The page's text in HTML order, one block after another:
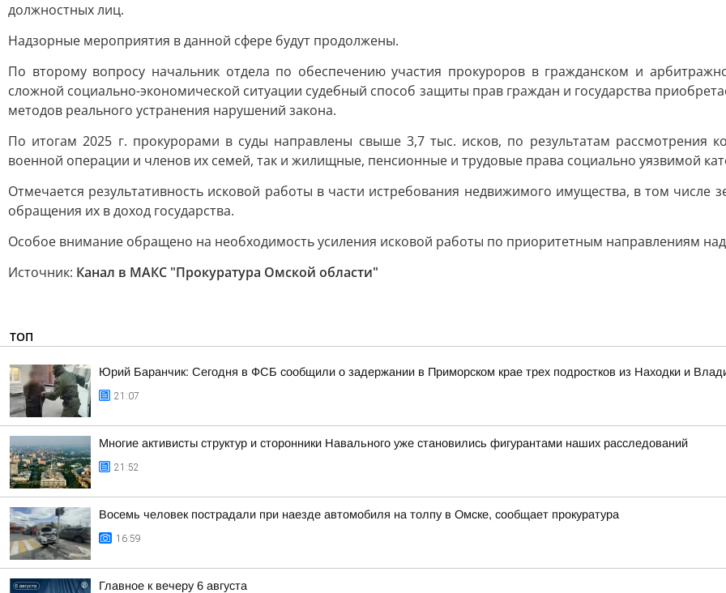
должностных лиц.
Надзорные мероприятия в данной сфере будут продолжены.
По второму вопросу начальник отдела по обеспечению участия прокуроров в гражданском и
сложной социально-экономической ситуации судебный способ защиты прав граждан и государства
методов реального устранения нарушений закона.
По итогам 2025 г. прокурорами в суды направлены свыше 3,7 тыс. исков, по результатам рассмотрения
военной операции и членов их семей, так и жилищные, пенсионные и трудовые права социально уязвимой
Отмечается результативность исковой работы в части истребования недвижимого имущества, в том числе
обращения их в доход государства.
Особое внимание обращено на необходимость усиления исковой работы по приоритетным направлениям
Источник: Канал в МАКС "Прокуратура Омской области"
ТОП
Юрий Баранчик: Сегодня в ФСБ сообщили о задержании в Приморском крае трех подростков из Находки и
21:07
Многие активисты структур и сторонники Навального уже становились фигурантами наших расследований
21:52
Восемь человек пострадали при наезде автомобиля на толпу в Омске, сообщает прокуратура
16:59
Главное к вечеру 6 августа